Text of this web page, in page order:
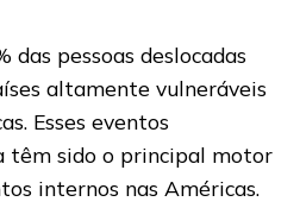
das pessoas deslocadas
altamente vulneráveis
Esses eventos
têm sido o principal motor
internos nas Américas.